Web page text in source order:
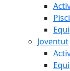
Joventut